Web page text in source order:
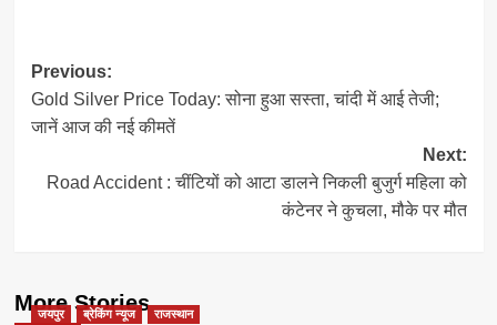
Post
navigation
Previous:
Gold Silver Price Today: सोना हुआ सस्ता, चांदी में आई तेजी;
जानें आज की नई कीमतें
Next:
Road Accident : चींटियों को आटा डालने निकली बुजुर्ग महिला को
कंटेनर ने कुचला, मौके पर मौत
More Stories
जयपुर ब्रेकिंग न्यूज राजस्थान